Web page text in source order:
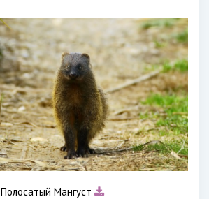
Полосатый Мангуст